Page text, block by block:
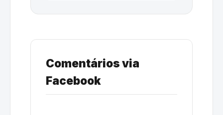
Comentários via
Facebook